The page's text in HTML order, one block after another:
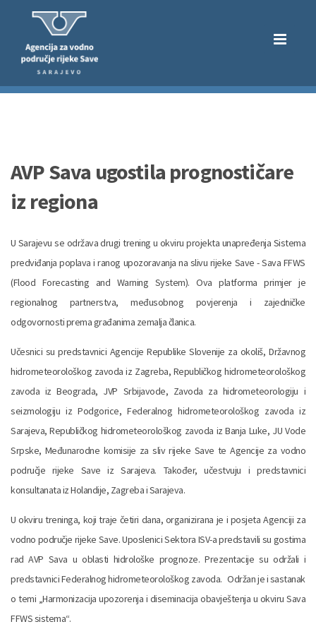
AVP Sava ugostila prognostičare
iz regiona
U Sarajevu se održava drugi trening u okviru projekta unapređenja Sistema
predviđanja poplava i ranog upozoravanja na slivu rijeke Save - Sava FFWS
(Flood Forecasting and Warning System). Ova platforma primjer je
regionalnog partnerstva, međusobnog povjerenja i zajedničke
odgovornosti prema građanima zemalja članica.
Učesnici su predstavnici Agencije Republike Slovenije za okoliš, Državnog
hidrometeorološkog zavoda iz Zagreba, Republičkog hidrometeorološkog
zavoda iz Beograda, JVP Srbijavode, Zavoda za hidrometeorologiju i
seizmologiju iz Podgorice, Federalnog hidrometeorološkog zavoda iz
Sarajeva, Republičkog hidrometeorološkog zavoda iz Banja Luke, JU Vode
Srpske, Međunarodne komisije za sliv rijeke Save te Agencije za vodno
područje rijeke Save iz Sarajeva. Također, učestvuju i predstavnici
konsultanata iz Holandije, Zagreba i Sarajeva.
U okviru treninga, koji traje četiri dana, organizirana je i posjeta Agenciji za
vodno područje rijeke Save. Uposlenici Sektora ISV-a predstavili su gostima
rad AVP Sava u oblasti hidrološke prognoze. Prezentacije su održali i
predstavnici Federalnog hidrometeorološkog zavoda. Održan je i sastanak
o temi „Harmonizacija upozorenja i diseminacija obavještenja u okviru Sava
FFWS sistema“.